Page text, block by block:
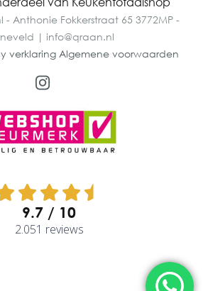
- Anthonie Fokkerstraat 65 3772MP -
| info@qraan.nl
verklaring Algemene voorwaarden
9.7
2.051 reviews